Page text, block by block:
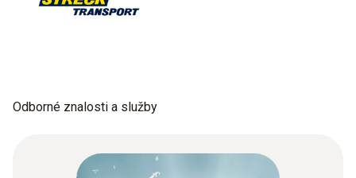
Odborné znalosti a služby